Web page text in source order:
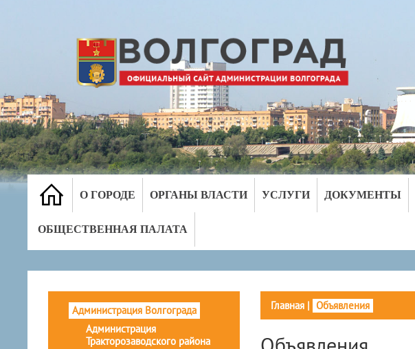
О ГОРОДЕ ОРГАНЫ ВЛАСТИ УСЛУГИ ДОКУМЕНТЫ
ОБЩЕСТВЕННАЯ ПАЛАТА
Администрация Волгограда
Администрация
Тракторозаводского района
Главная| Объявления